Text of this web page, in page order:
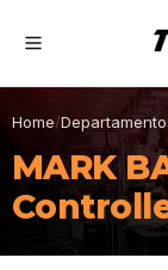
Home/
MARK